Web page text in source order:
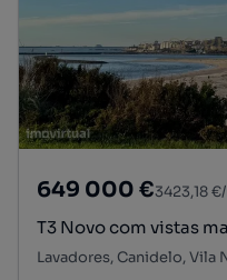
649 000 €3423,18
T3 Novo com vistas
Lavadores, Canidelo, Vila